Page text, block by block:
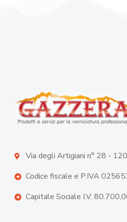
Via degli Artigiani n° 28 -
Codice fiscale e P.IVA
Capitale Sociale I.V.